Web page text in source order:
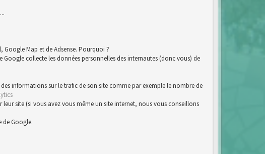
Map et de Adsense. Pourquoi ?
collecte les données personnelles des internautes (donc vous) de
informations sur le trafic de son site comme par exemple le nombre de
site (si vous avez vous même un site internet, nous vous conseillons
de Google.